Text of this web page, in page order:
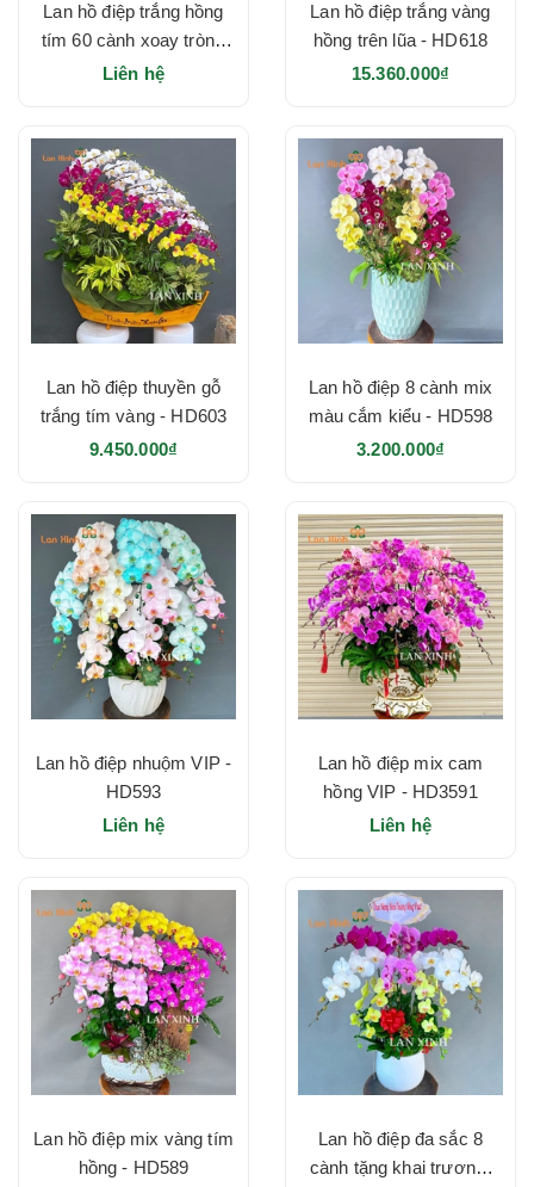
Lan hồ điệp trắng hồng
tím 60 cành xoay tròn -
HD628
Liên hệ
Lan hồ điệp trắng vàng
hồng trên lũa - HD618
15.360.000₫
Lan hồ điệp thuyền gỗ
trắng tím vàng - HD603
9.450.000₫
Lan hồ điệp 8 cành mix
màu cắm kiểu - HD598
3.200.000₫
Lan hồ điệp nhuộm VIP -
HD593
Liên hệ
Lan hồ điệp mix cam
hồng VIP - HD3591
Liên hệ
Lan hồ điệp mix vàng tím
hồng - HD589
Lan hồ điệp đa sắc 8
cành tặng khai trương-